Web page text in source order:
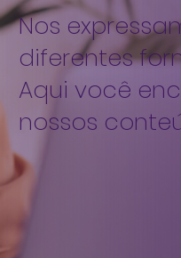
Nos
diferentes
Aqui você
nossos